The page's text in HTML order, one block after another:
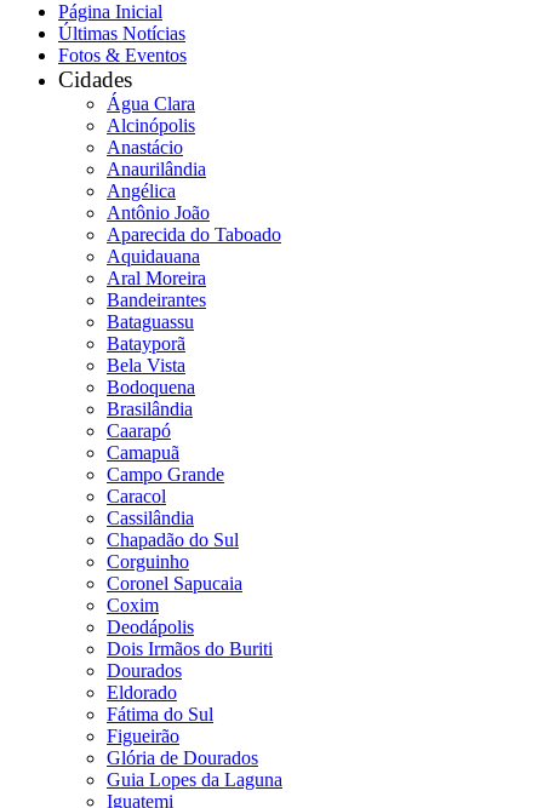
Página Inicial
Últimas Notícias
Fotos & Eventos
Cidades
Água Clara
Alcinópolis
Anastácio
Anaurilândia
Angélica
Antônio João
Aparecida do Taboado
Aquidauana
Aral Moreira
Bandeirantes
Bataguassu
Batayporã
Bela Vista
Bodoquena
Brasilândia
Caarapó
Camapuã
Campo Grande
Caracol
Cassilândia
Chapadão do Sul
Corguinho
Coronel Sapucaia
Coxim
Deodápolis
Dois Irmãos do Buriti
Dourados
Eldorado
Fátima do Sul
Figueirão
Glória de Dourados
Guia Lopes da Laguna
Iguatemi